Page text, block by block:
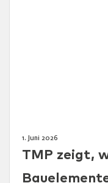
1. Juni 2026
TMP zeigt,